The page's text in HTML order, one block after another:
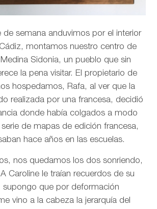
de semana anduvimos por el interior
montamos nuestro centro de
Sidonia, un pueblo que sin
la pena visitar. El propietario de
hospedamos, Rafa, al ver que la
realizada por una francesa, decidió
donde había colgados a modo
de mapas de edición francesa,
hace años en las escuelas.
nos quedamos los dos sonriendo,
Caroline le traían recuerdos de su
supongo que por deformación
vino a la cabeza la jerarquía del